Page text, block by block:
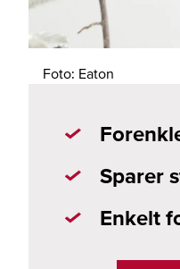
Foto: Eaton
Sparer
Enkelt